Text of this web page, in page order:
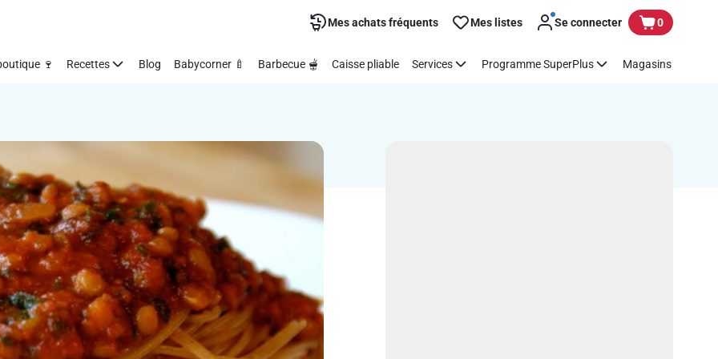
Mes achats fréquents Mes listes Se connecter 0
🍷 Recettes Blog Babycorner 🍼 Barbecue 🫕 Caisse pliable Services Programme SuperPlus Magasins